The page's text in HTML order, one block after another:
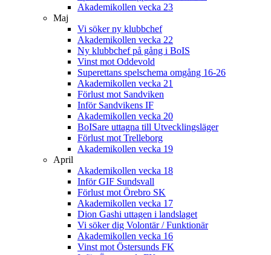
Akademikollen vecka 23
Maj
Vi söker ny klubbchef
Akademikollen vecka 22
Ny klubbchef på gång i BoIS
Vinst mot Oddevold
Superettans spelschema omgång 16-26
Akademikollen vecka 21
Förlust mot Sandviken
Inför Sandvikens IF
Akademikollen vecka 20
BoISare uttagna till Utvecklingsläger
Förlust mot Trelleborg
Akademikollen vecka 19
April
Akademikollen vecka 18
Inför GIF Sundsvall
Förlust mot Örebro SK
Akademikollen vecka 17
Dion Gashi uttagen i landslaget
Vi söker dig Volontär / Funktionär
Akademikollen vecka 16
Vinst mot Östersunds FK